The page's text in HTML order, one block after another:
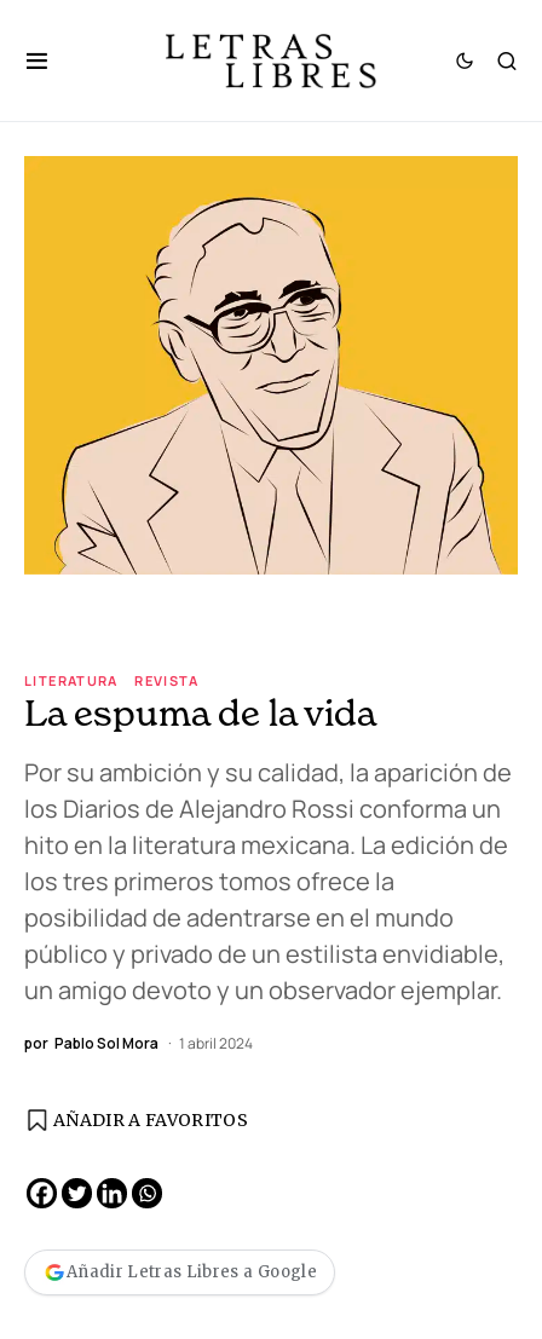
LITERATURA REVISTA
La espuma de la vida
Por su ambición y su calidad, la aparición de
los Diarios de Alejandro Rossi conforma un
hito en la literatura mexicana. La edición de
los tres primeros tomos ofrece la
posibilidad de adentrarse en el mundo
público y privado de un estilista envidiable,
un amigo devoto y un observador ejemplar.
por Pablo Sol Mora 1 abril 2024
AÑADIR A FAVORITOS
Añadir Letras Libres a Google